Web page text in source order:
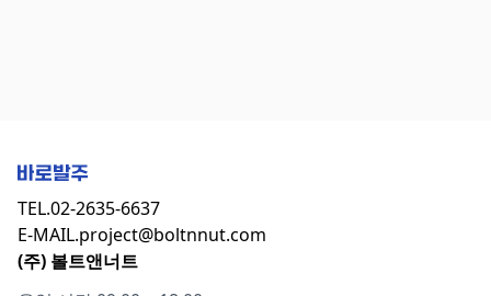
TEL.02-2635-6637
E-MAIL.project@boltnnut.com
(주) 볼트앤너트